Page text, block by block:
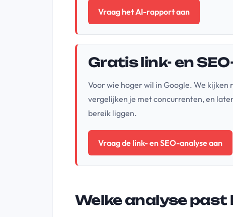
Vraag het AI-rapport aan
Gratis link- en
Voor wie hoger wil in Google. We
vergelijken je met concurrenten, en
bereik liggen.
Vraag de link- en SEO-analyse aan
Welke analyse past